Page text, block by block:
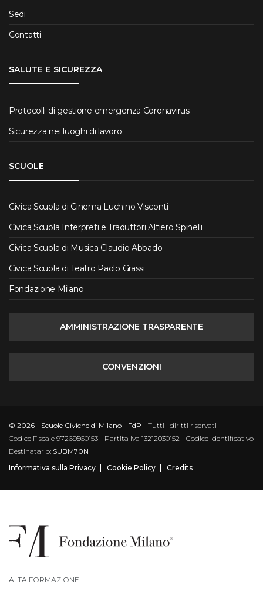
Sedi
Contatti
SALUTE E SICUREZZA
Protocolli di gestione emergenza Coronavirus
Sicurezza nei luoghi di lavoro
SCUOLE
Civica Scuola di Cinema Luchino Visconti
Civica Scuola Interpreti e Traduttori Altiero Spinelli
Civica Scuola di Musica Claudio Abbado
Civica Scuola di Teatro Paolo Grassi
Fondazione Milano
AMMINISTRAZIONE TRASPARENTE
CONVENZIONI
© 2026 - Scuole Civiche di Milano - FdP - Tutti i diritti riservati
Codice Fiscale 97269560153 - Partita Iva 13212030152 - Codice Identificativo
Destinatario: SUBM70N
Informativa sulla Privacy
Cookie Policy Credits
ALTA FORMAZIONE